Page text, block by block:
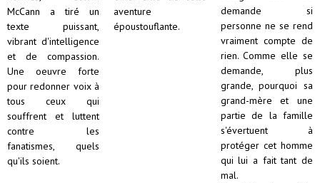
McCann a tiré un
texte puissant,
vibrant d'intelligence
et de compassion.
Une oeuvre forte
pour redonner voix à
tous ceux qui
souffrent et luttent
contre les
fanatismes, quels
qu'ils soient.
aventure
époustouflante.
demande si
personne ne se rend
vraiment compte de
rien. Comme elle se
demande, plus
grande, pourquoi sa
grand-mère et une
partie de la famille
s'évertuent à
protéger cet homme
qui lui a fait tant de
mal.